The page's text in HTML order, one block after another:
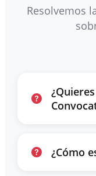
Resolvemos
¿Cómo